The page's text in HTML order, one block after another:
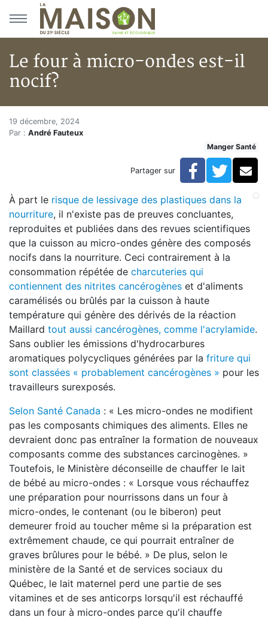
Aller au menu principal
Aller au contenu principal
Le four à micro-ondes est-il
nocif?
Accueil
Articles
Le four à micro-ondes est-il nocif?
Le four à micro-ondes est-il
19 décembre, 2024
Par : André Fauteux
Manger Santé
Partager sur Facebook
À part le risque de lessivage des plastiques dans la
nourriture, il n'existe pas de preuves concluantes,
reproduites et publiées dans des revues scientifiques
que la cuisson au micro-ondes génère des composés
nocifs dans la nourriture. Ceci contrairement à la
consommation répétée de charcuteries qui
contiennent des nitrites cancérogènes et d'aliments
caramélisés ou brûlés par la cuisson à haute
température qui génère des dérivés de la réaction
Maillard tout aussi cancérogènes, comme l'acrylamide.
Sans oublier les émissions d'hydrocarbures
aromatiques polycycliques générées par la friture qui
sont classées « probablement cancérogènes » pour les
travailleurs surexposés.
Selon Santé Canada : « Les micro-ondes ne modifient
pas les composants chimiques des aliments. Elles ne
devraient donc pas entraîner la formation de nouveaux
composants comme des substances carcinogènes. »
Toutefois, le Ministère déconseille de chauffer le lait
de bébé au micro-ondes : « Lorsque vous réchauffez
une préparation pour nourrissons dans un four à
micro-ondes, le contenant (ou le biberon) peut
demeurer froid au toucher même si la préparation est
extrêmement chaude, ce qui pourrait entraîner de
graves brûlures pour le bébé. » De plus, selon le
ministère de la Santé et de services sociaux du
Québec, le lait maternel perd une partie de ses
vitamines et de ses anticorps lorsqu'il est réchauffé
dans un four à micro-ondes parce qu'il chauffe